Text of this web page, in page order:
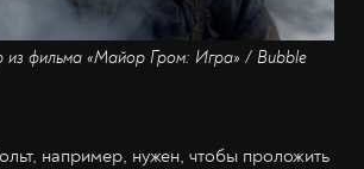
из фильма «Майор Гром: Игра» / Bubble
например, нужен, чтобы проложить